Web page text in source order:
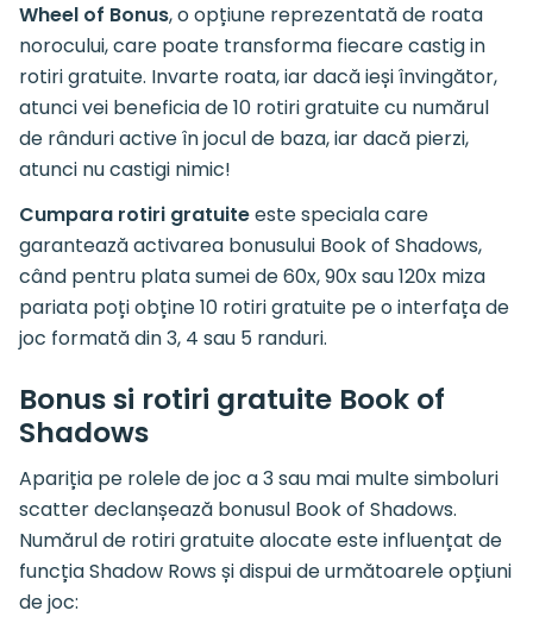
Wheel of Bonus, o opțiune reprezentată de roata
norocului, care poate transforma fiecare castig in
rotiri gratuite. Invarte roata, iar dacă ieși învingător,
atunci vei beneficia de 10 rotiri gratuite cu numărul
de rânduri active în jocul de baza, iar dacă pierzi,
atunci nu castigi nimic!
Cumpara rotiri gratuiteeste speciala care
garantează activarea bonusului Book of Shadows,
când pentru plata sumei de 60x, 90x sau 120x miza
pariata poți obține 10 rotiri gratuite pe o interfața de
joc formată din 3, 4 sau 5 randuri.
Bonus si rotiri gratuite Book of
Shadows
Apariția pe rolele de joc a 3 sau mai multe simboluri
scatter declanșează bonusul Book of Shadows.
Numărul de rotiri gratuite alocate este influențat de
funcția Shadow Rows și dispui de următoarele opțiuni
de joc: